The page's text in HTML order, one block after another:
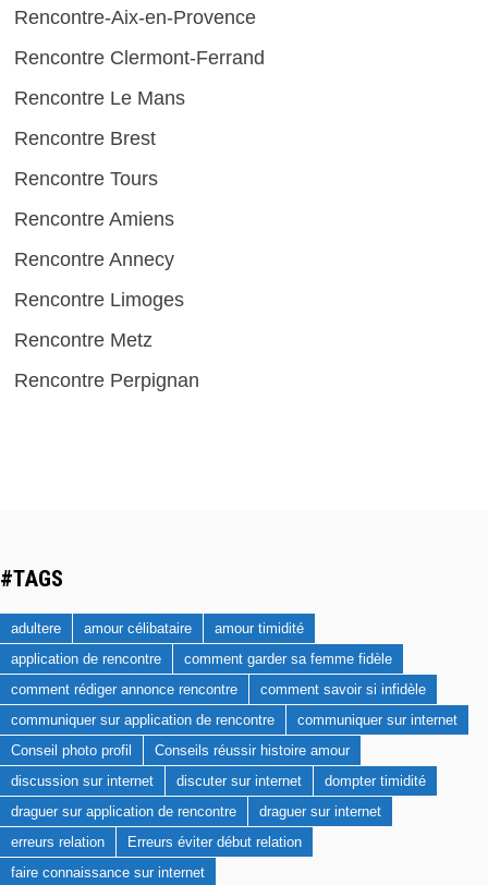
Rencontre-Aix-en-Provence
Rencontre Clermont-Ferrand
Rencontre Le Mans
Rencontre Brest
Rencontre Tours
Rencontre Amiens
Rencontre Annecy
Rencontre Limoges
Rencontre Metz
Rencontre Perpignan
#TAGS
adultere amour célibataire
amour timidité
application de rencontre
comment garder sa femme fidèle
comment rédiger annonce rencontre
comment savoir si infidèle
communiquer sur application de rencontre
communiquer sur internet
Conseil photo profil
Conseils réussir histoire amour
discussion sur internet
discuter sur internet
dompter timidité
draguer sur application de rencontre
draguer sur internet
erreurs relation
Erreurs éviter début relation
faire connaissance sur internet